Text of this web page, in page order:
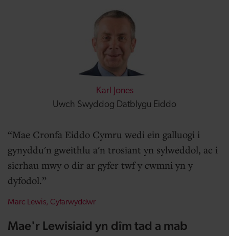
Karl Jones
Uwch Swyddog Datblygu Eiddo
Mae Cronfa Eiddo Cymru wedi ein galluogi i
gynyddu'n gweithlu a'n trosiant yn sylweddol, ac i
sicrhau mwy o dir ar gyfer twf y cwmni yn y
dyfodol.
Marc Lewis, Cyfarwyddwr
Mae'r Lewisiaid yn dîm tad a mab